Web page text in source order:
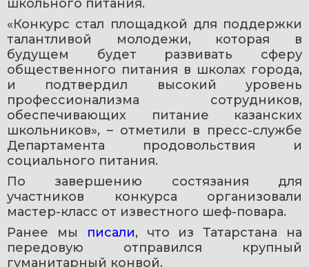
школьного питания.
«Конкурс стал площадкой для поддержки
талантливой молодежи, которая в
будущем будет развивать сферу
общественного питания в школах города,
и подтвердил высокий уровень
профессионализма сотрудников,
обеспечивающих питание казанских
школьников», – отметили в пресс-службе
Департамента продовольствия и
социального питания.
По завершению состязания для
участников конкурса организовали
мастер-класс от известного шеф-повара.
Ранее мы
писали, что из Татарстана на
передовую отправился крупный
гуманитарный конвой.